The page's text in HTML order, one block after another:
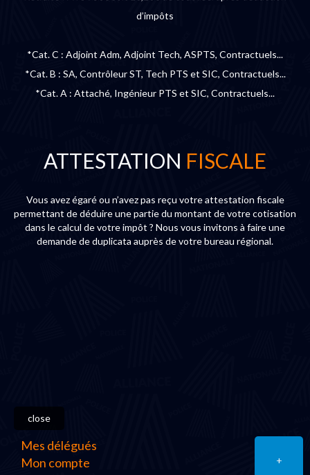
d’impôts
*Cat. C : Adjoint Adm, Adjoint Tech, ASPTS, Contractuels...
*Cat. B : SA, Contrôleur ST, Tech PTS et SIC, Contractuels...
*Cat. A : Attaché, Ingénieur PTS et SIC, Contractuels...
ATTESTATION FISCALE
Vous avez égaré ou n’avez pas reçu votre attestation fiscale
permettant de déduire une partie du montant de votre cotisation
dans le calcul de votre impôt ? Nous vous invitons à faire une
demande de duplicata auprès de votre bureau régional.
+
close
Mes délégués
Mon compte